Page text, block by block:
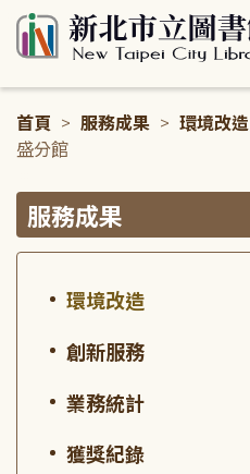
首頁 > 服務成果 > 環境改造
盛分館
服務成果
環境改造
創新服務
業務統計
獲獎紀錄